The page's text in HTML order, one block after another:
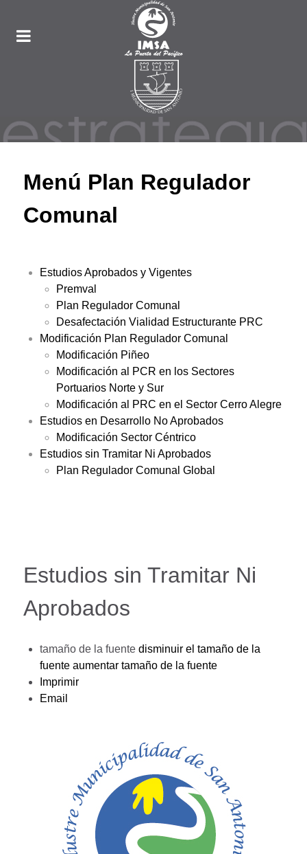
Menú Plan Regulador
Comunal
Estudios Aprobados y Vigentes
Premval
Plan Regulador Comunal
Desafectación Vialidad Estructurante PRC
Modificación Plan Regulador Comunal
Modificación Piñeo
Modificación al PCR en los Sectores
Portuarios Norte y Sur
Modificación al PRC en el Sector Cerro Alegre
Estudios en Desarrollo No Aprobados
Modificación Sector Céntrico
Estudios sin Tramitar Ni Aprobados
Plan Regulador Comunal Global
Estudios sin Tramitar Ni
Aprobados
tamaño de la fuente disminuir el tamaño de la
fuente aumentar tamaño de la fuente
Imprimir
Email